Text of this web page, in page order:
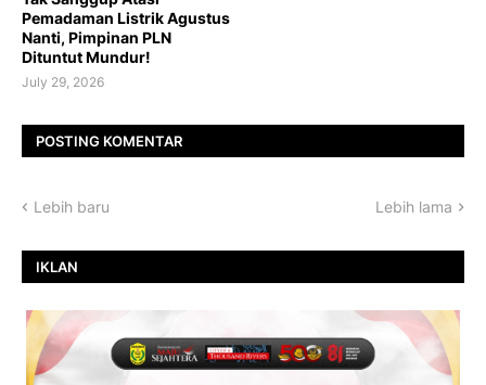
Pemadaman Listrik Agustus
Nanti, Pimpinan PLN
Dituntut Mundur!
July 29, 2026
POSTING KOMENTAR
Lebih baru Lebih lama
IKLAN